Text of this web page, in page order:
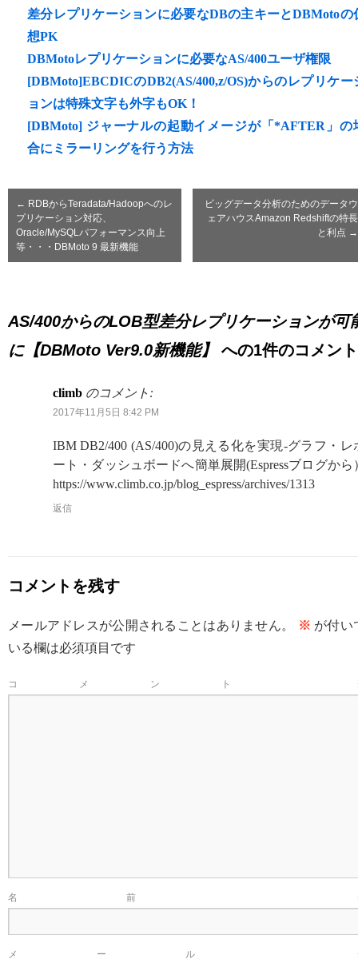
差分レプリケーションに必要なDBの主キーとDBMotoの
想PK
DBMotoレプリケーションに必要なAS/400ユーザ権限
[DBMoto]EBCDICのDB2(AS/400,z/OS)からのレプリケー
ョンは特殊文字も外字もOK！
[DBMoto] ジャーナルの起動イメージが「*AFTER」の
合にミラーリングを行う方法
← RDBからTeradata/Hadoopへのレ
プリケーション対応、
Oracle/MySQLパフォーマンス向上
等・・・DBMoto 9 最新機能
ビッグデータ分析のためのデータウ
ェアハウスAmazon Redshiftの特長
と利点 →
AS/400からのLOB型差分レプリケーションが可
に【DBMoto Ver9.0新機能】
への1件のコメント
climb のコメント:
2017年11月5日 8:42 PM
IBM DB2/400 (AS/400)の見える化を実現-グラフ・レ
ート・ダッシュボードへ簡単展開(Espressブログから
https://www.climb.co.jp/blog_espress/archives/1313
返信
コメントを残す
メールアドレスが公開されることはありません。 ※ が付い
いる欄は必須項目です
コメント
名前
メール